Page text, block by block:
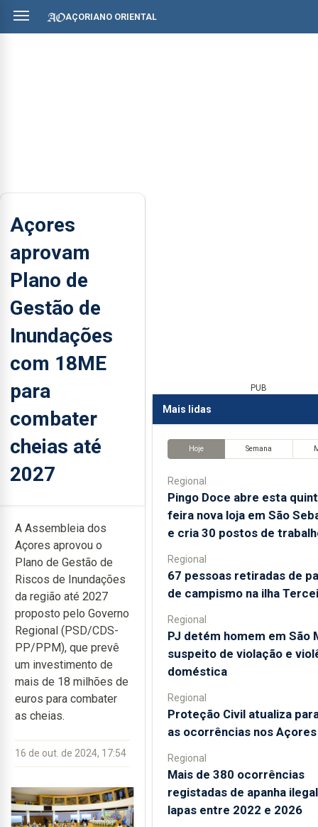
AÇORIANO ORIENTAL
Açores
aprovam
Plano de
Gestão de
Inundações
com 18ME
para
combater
cheias até
2027
A Assembleia dos
Açores aprovou o
Plano de Gestão de
Riscos de Inundações
da região até 2027
proposto pelo Governo
Regional (PSD/CDS-
PP/PPM), que prevê
um investimento de
mais de 18 milhões de
euros para combater
as cheias.
16 de out. de 2024, 17:54
PUB
Mais lidas
Hoje Semana
Regional
Pingo Doce abre esta
feira nova loja em São
e cria 30 postos de
Regional
67 pessoas retiradas de
de campismo na ilha
Regional
PJ detém homem em São
suspeito de violação e
doméstica
Regional
Proteção Civil atualiza
as ocorrências nos Açores
Regional
Mais de 380 ocorrências
registadas de apanha
lapas entre 2022 e 2026